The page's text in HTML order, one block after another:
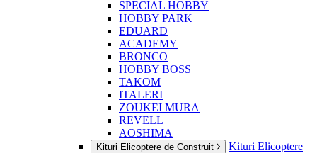
SPECIAL HOBBY
HOBBY PARK
EDUARD
ACADEMY
BRONCO
HOBBY BOSS
TAKOM
ITALERI
ZOUKEI MURA
REVELL
AOSHIMA
Kituri Elicoptere de Construit
Kituri Elicoptere